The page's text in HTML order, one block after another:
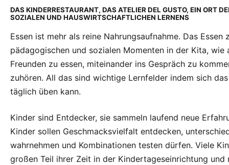
DAS KINDERRESTAURANT, DAS ATELIER DEL GUSTO, EIN ORT
SOZIALEN UND HAUSWIRTSCHAFTLICHEN LERNENS
Essen ist mehr als reine Nahrungsaufnahme. Das
pädagogischen und sozialen Momenten in der Kita, wie
Freunden zu essen, miteinander ins Gespräch zu
zuhören. All das sind wichtige Lernfelder indem sich
täglich üben kann.
Kinder sind Entdecker, sie sammeln laufend neue
Kinder sollen Geschmacksvielfalt entdecken,
wahrnehmen und Kombinationen testen dürfen. Viele
großen Teil ihrer Zeit in der Kindertageseinrichtung und